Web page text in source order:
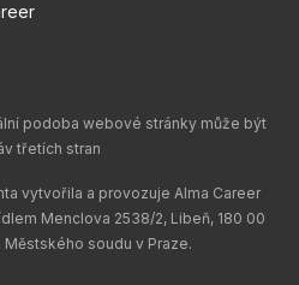
podoba webové stránky může být
třetích stran
vytvořila a provozuje Alma Career
Menclova 2538/2, Libeň, 180 00
Městského soudu v Praze.